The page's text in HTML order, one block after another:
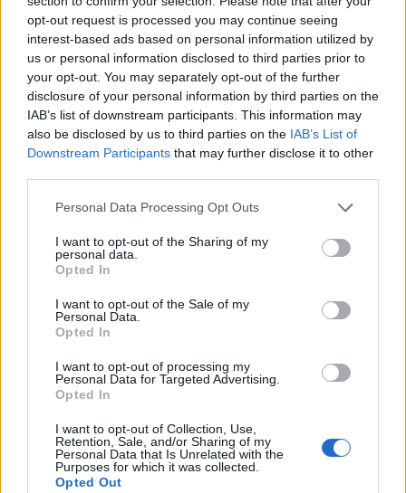
opt-out request is processed you may continue seeing
interest-based ads based on personal information utilized by
us or personal information disclosed to third parties prior to
your opt-out. You may separately opt-out of the further
disclosure of your personal information by third parties on the
IAB’s list of downstream participants. This information may
also be disclosed by us to third parties on the IAB’s List of
Downstream Participants that may further disclose it to other
Personal Data Processing Opt Outs
I want to opt-out of the Sharing of my
personal data.
Opted In
I want to opt-out of the Sale of my
Personal Data.
Opted In
I want to opt-out of processing my
Personal Data for Targeted Advertising.
Opted In
I want to opt-out of Collection, Use,
Retention, Sale, and/or Sharing of my
Personal Data that Is Unrelated with the
Purposes for which it was collected.
Opted Out
24 Ώρες Μαζί εκπ. 17
(28.06.25)
24 Ώρες Μαζί εκπ. 16
(21.06.25)
ΤΕΛΕΥΤΑΙΑ ΝΕΑ